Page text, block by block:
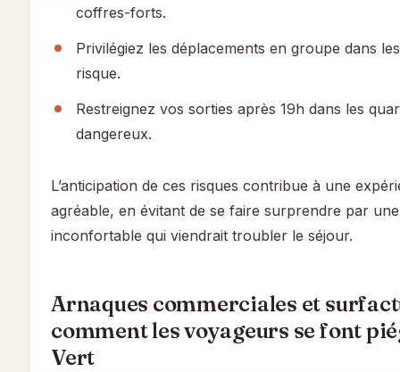
coffres-forts.
Privilégiez les déplacements en groupe dans
risque.
Restreignez vos sorties après 19h dans les
dangereux.
L’anticipation de ces risques contribue à une
agréable, en évitant de se faire surprendre par
inconfortable qui viendrait troubler le séjour.
Arnaques commerciales et
comment les voyageurs se font
Vert